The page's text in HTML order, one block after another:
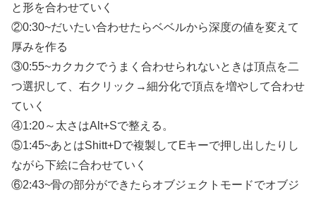
と形を合わせていく
②0:30~だいたい合わせたらベベルから深度の値を変えて
厚みを作る
③0:55~カクカクでうまく合わせられないときは頂点を二
つ選択して、右クリック→細分化で頂点を増やして合わせ
ていく
④1:20～太さはAlt+Sで整える。
⑤1:45~あとはShitt+Dで複製してEキーで押し出したりし
ながら下絵に合わせていく
⑥2:43~骨の部分ができたらオブジェクトモードでオブジ